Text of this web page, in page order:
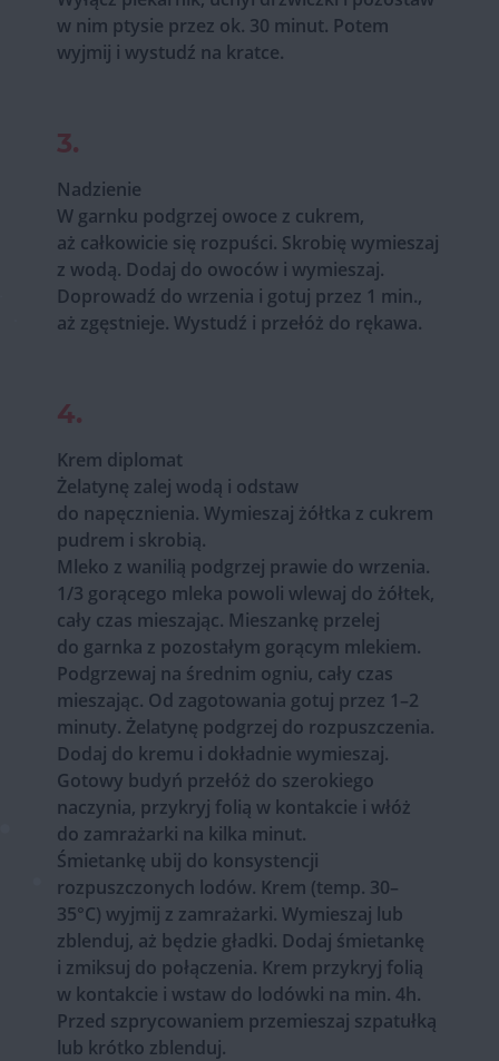
w nim ptysie przez ok. 30 minut. Potem
wyjmij i wystudź na kratce.
3.
Nadzienie
W garnku podgrzej owoce z cukrem,
aż całkowicie się rozpuści. Skrobię wymieszaj
z wodą. Dodaj do owoców i wymieszaj.
Doprowadź do wrzenia i gotuj przez 1 min.,
aż zgęstnieje. Wystudź i przełóż do rękawa.
4.
Krem diplomat
Żelatynę zalej wodą i odstaw
do napęcznienia. Wymieszaj żółtka z cukrem
pudrem i skrobią.
Mleko z wanilią podgrzej prawie do wrzenia.
1/3 gorącego mleka powoli wlewaj do żółtek,
cały czas mieszając. Mieszankę przelej
do garnka z pozostałym gorącym mlekiem.
Podgrzewaj na średnim ogniu, cały czas
mieszając. Od zagotowania gotuj przez 1–2
minuty. Żelatynę podgrzej do rozpuszczenia.
Dodaj do kremu i dokładnie wymieszaj.
Gotowy budyń przełóż do szerokiego
naczynia, przykryj folią w kontakcie i włóż
do zamrażarki na kilka minut.
Śmietankę ubij do konsystencji
rozpuszczonych lodów. Krem (temp. 30–
35°C) wyjmij z zamrażarki. Wymieszaj lub
zblenduj, aż będzie gładki. Dodaj śmietankę
i zmiksuj do połączenia. Krem przykryj folią
w kontakcie i wstaw do lodówki na min. 4h.
Przed szprycowaniem przemieszaj szpatułką
lub krótko zblenduj.